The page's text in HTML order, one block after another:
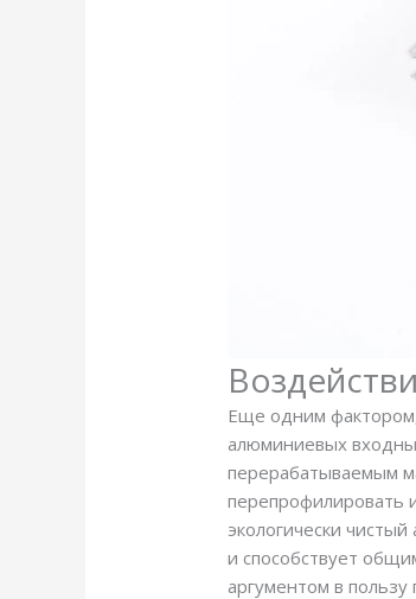
Еще одним
алюминиевых
перерабатываемым
перепрофилировать
экологически
и способствует
аргументом в